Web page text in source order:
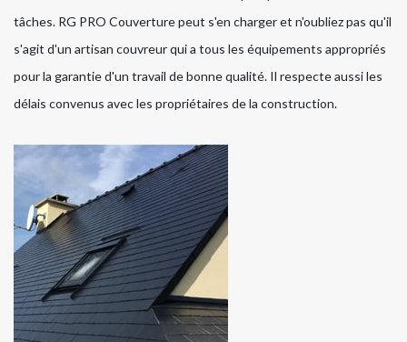
tâches. RG PRO Couverture peut s'en charger et n'oubliez pas qu'il
s'agit d'un artisan couvreur qui a tous les équipements appropriés
pour la garantie d'un travail de bonne qualité. Il respecte aussi les
délais convenus avec les propriétaires de la construction.